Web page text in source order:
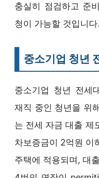
충실히 점검하고 준
청이 가능할 것입니다.
중소기업 청년
중소기업 청년 전세
재직 중인 청년을 위
는 전세 자금 대출 제
차보증금이 2억원 이
주택에 적용되며, 대